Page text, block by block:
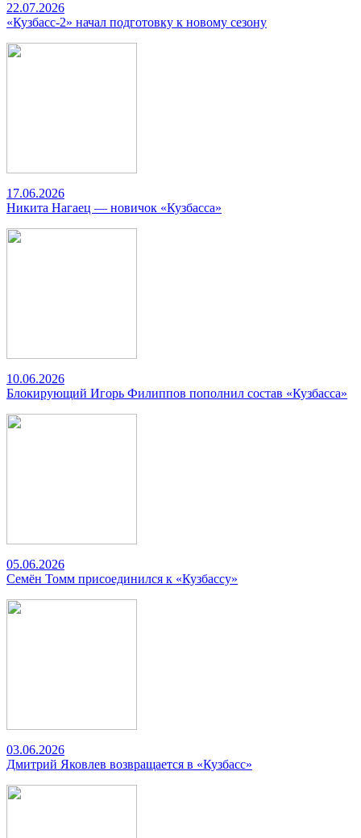
22.07.2026
«Кузбасс-2» начал подготовку к новому сезону
17.06.2026
Никита Нагаец — новичок «Кузбасса»
10.06.2026
Блокирующий Игорь Филиппов пополнил состав «Кузбасса»
05.06.2026
Семён Томм присоединился к «Кузбассу»
03.06.2026
Дмитрий Яковлев возвращается в «Кузбасс»